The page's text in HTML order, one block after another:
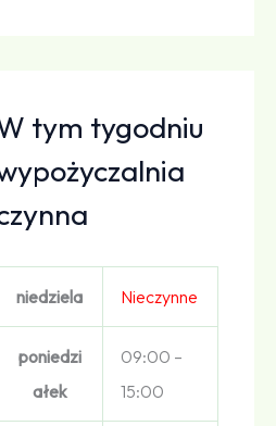
tym tygodniu
niedziela Nieczynne
poniedzi
ałek
09:00 –
15:00